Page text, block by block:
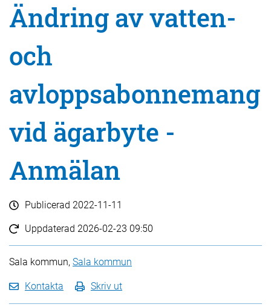
Ändring av vatten-
och
avloppsabonnemang
vid ägarbyte -
Anmälan
Publicerad 2022-11-11
Uppdaterad 2026-02-23 09:50
Sala kommun, Sala kommun
Kontakta Skriv ut